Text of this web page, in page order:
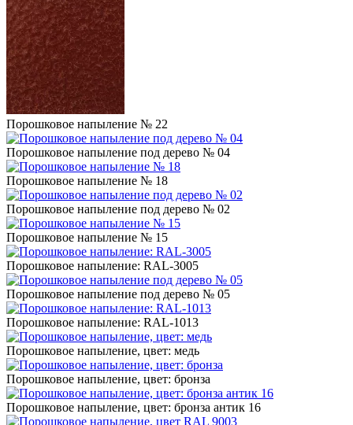
Порошковое напыление № 22
Порошковое напыление под дерево № 04
Порошковое напыление № 18
Порошковое напыление под дерево № 02
Порошковое напыление № 15
Порошковое напыление: RAL-3005
Порошковое напыление под дерево № 05
Порошковое напыление: RAL-1013
Порошковое напыление, цвет: медь
Порошковое напыление, цвет: бронза
Порошковое напыление, цвет: бронза антик 16